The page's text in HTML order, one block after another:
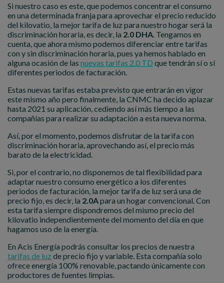
Si nuestro caso es este, que podemos concentrar el consumo
en una determinada franja para aprovechar el precio reducido
del kilovatio, la mejor tarifa de luz para nuestro hogar será la
discriminación horaria, es decir, la 2.0 DHA. Tengamos en
cuenta, que ahora mismo podemos diferenciar entre tarifas
con y sin discriminación horaria, pues ya hemos hablado en
alguna ocasión de las nuevas tarifas 2.0 TD que tendrán sí o sí
diferentes periodos de facturación.
Estas nuevas tarifas estaba previsto que entrarán en vigor
este mismo año pero finalmente, la CNMC ha decido aplazar
hasta 2021 su aplicación, cediendo así más tiempo a las
compañías para realizar su adaptación a esta nueva norma.
Así, por el momento, podemos disfrutar de la tarifa con
discriminación horaria, aprovechando así, el precio más
barato de la electricidad.
Si, por el contrario, no disponemos de tal flexibilidad para
adaptar nuestro consumo energético a los diferentes
periodos de facturación, la mejor tarifa de luz será una de
precio fijo, es decir, la 2.0Apara un hogar convencional. Con
esta tarifa siempre dispondremos del mismo precio del
kilovatio independientemente del momento del día en que
hagamos uso de la energía.
En Acis Energía podrás consultar los precios de nuestra
tarifas de luz de precio fijo y variable. Esta compañía solo
ofrece energía 100% renovable, pactando únicamente con
productores de fuentes limpias.